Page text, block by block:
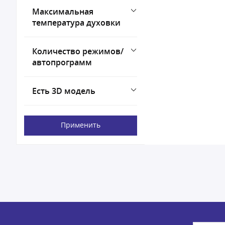
Максимальная
температура духовки
Количество режимов/
автопрограмм
Есть 3D модель
Применить